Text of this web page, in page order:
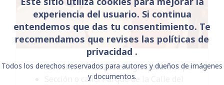
IDArchivo:0420230202lglesiaSanFelipe
Sección o calle:Parque de la Calle del
experiencia del usuario. Si continua
entendemos que das tu consentimiento. Te
recomendamos que revises las políticas de
privacidad .
Todos los derechos reservados para autores y dueños de imágenes
y documentos.